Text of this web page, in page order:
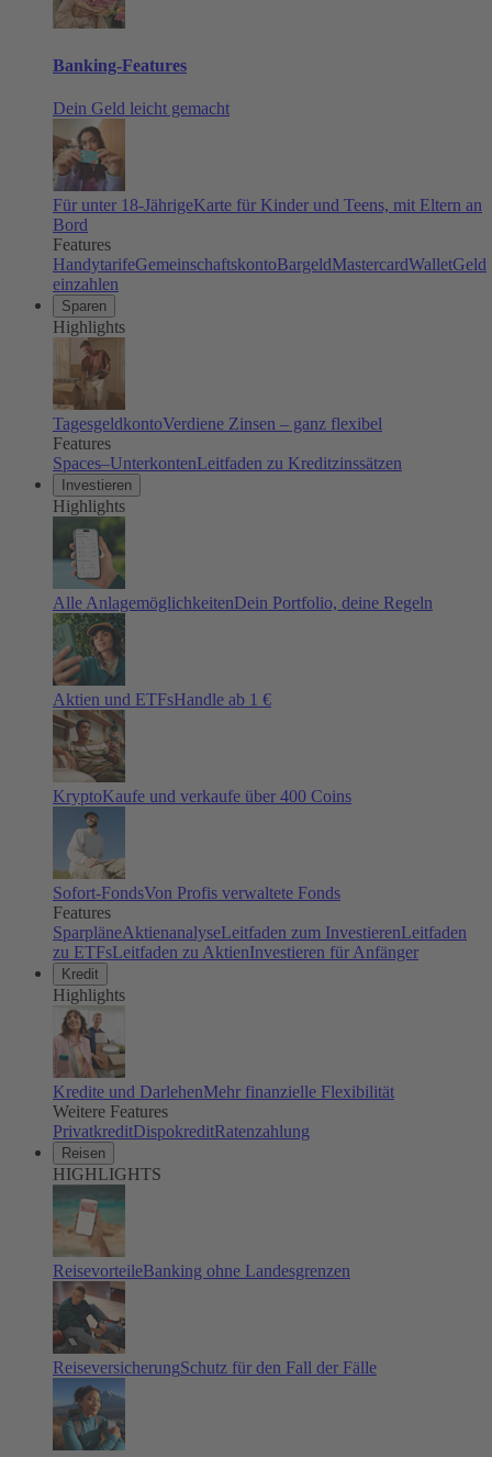
Banking-Features
Dein Geld leicht gemacht
Für unter 18-JährigeKarte für Kinder und Teens, mit Eltern an
Bord
Features
HandytarifeGemeinschaftskontoBargeldMastercardWalletGeld
einzahlen
Sparen
Highlights
TagesgeldkontoVerdiene Zinsen – ganz flexibel
Features
Spaces–UnterkontenLeitfaden zu Kreditzinssätzen
Investieren
Highlights
Alle AnlagemöglichkeitenDein Portfolio, deine Regeln
Aktien und ETFsHandle ab 1 €
KryptoKaufe und verkaufe über 400 Coins
Sofort-FondsVon Profis verwaltete Fonds
Features
SparpläneAktienanalyseLeitfaden zum InvestierenLeitfaden
zu ETFsLeitfaden zu AktienInvestieren für Anfänger
Kredit
Highlights
Kredite und DarlehenMehr finanzielle Flexibilität
Weitere Features
PrivatkreditDispokreditRatenzahlung
Reisen
HIGHLIGHTS
ReisevorteileBanking ohne Landesgrenzen
ReiseversicherungSchutz für den Fall der Fälle